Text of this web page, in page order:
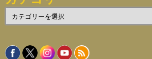
テ
リ
ー